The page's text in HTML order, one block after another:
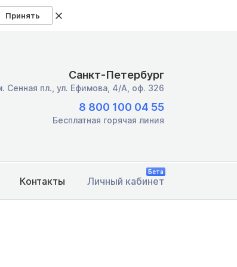
Принять
Санкт-Петербург
Сенная пл., ул. Ефимова, 4/А, оф. 326
8 800 100 04 55
Бесплатная горячая линия
Контакты Личный кабинет
Бета